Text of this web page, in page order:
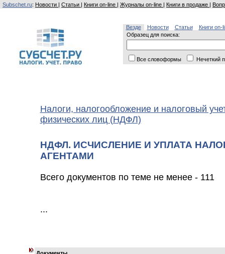
Subschet.ru: Новости | Статьи | Книги on-line | Журналы on-line | Книги в продаже |
Везде Новости Статьи
Книги on-
Образец для поиска:
Все словоформы Нечеткий
Налоги, налогообложение и налоговый
физических лиц (НДФЛ)
НДФЛ. ИСЧИСЛЕНИЕ И УПЛАТА
АГЕНТАМИ
Всего документов по теме не менее - 111
...